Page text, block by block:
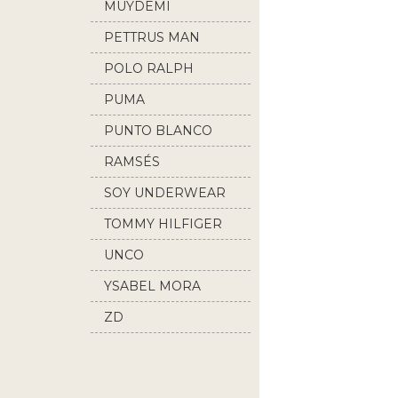
MUYDEMI
PETTRUS MAN
POLO RALPH
LAUREN
PUMA
PUNTO BLANCO
RAMSÉS
SOY UNDERWEAR
TOMMY HILFIGER
UNCO
YSABEL MORA
ZD